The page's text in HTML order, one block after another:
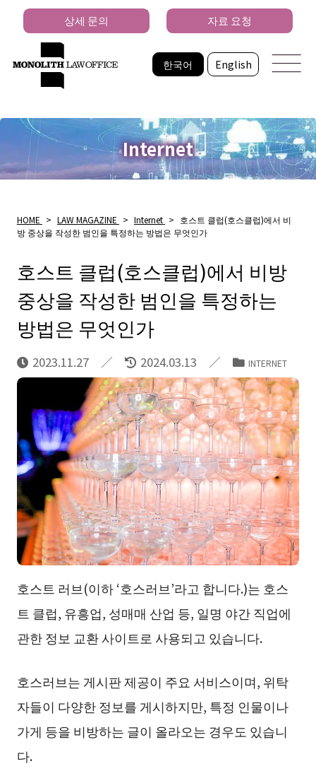
한국어 English
상세 문의 자료 요청
Internet
HOME > LAW MAGAZINE > Internet > 호스트 클럽(호스클럽)에서 비
방 중상을 작성한 범인을 특정하는 방법은 무엇인가
호스트 클럽(호스클럽)에서 비방
중상을 작성한 범인을 특정하는
방법은 무엇인가
2023.11.27 2024.03.13 INTERNET
호스트 러브(이하 ‘호스러브’라고 합니다.)는 호스
트 클럽, 유흥업, 성매매 산업 등, 일명 야간 직업에
관한 정보 교환 사이트로 사용되고 있습니다.
호스러브는 게시판 제공이 주요 서비스이며, 위탁
자들이 다양한 정보를 게시하지만, 특정 인물이나
가게 등을 비방하는 글이 올라오는 경우도 있습니
다.